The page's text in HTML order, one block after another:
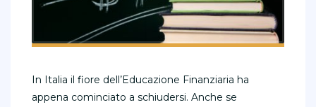
In Italia il fiore dell’Educazione Finanziaria ha
appena cominciato a schiudersi. Anche se